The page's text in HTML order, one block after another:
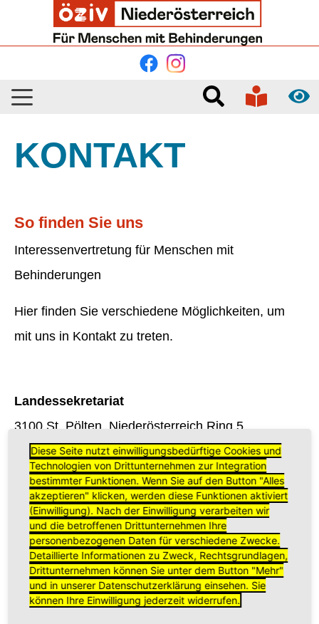
Skip to main navigation
Skip to main content
Skip to page footer
KONTAKT
So finden Sie uns
Interessenvertretung für Menschen mit
Behinderungen
Hier finden Sie verschiedene Möglichkeiten, um
mit uns in Kontakt zu treten.
Landessekretariat
3100 St. Pölten, Niederösterreich Ring 5
T: 0699/ 17 39 69 84
e-Mail: oeziv-noe.lv@gmx.at
Ortsgruppe Bruck/Leitha
Obfrau Vera Rigele
T: 0676/71 26 66
e-Mail:kingofjesters[at]hotmail.com
Diese Seite nutzt einwilligungsbedürftige Cookies und
Technologien von Drittunternehmen zur Integration
bestimmter Funktionen. Wenn Sie auf den Button "Alles
akzeptieren" klicken, werden diese Funktionen aktiviert
(Einwilligung). Nach der Einwilligung verarbeiten wir
und die betroffenen Drittunternehmen Ihre
personenbezogenen Daten für verschiedene Zwecke.
Detaillierte Informationen zu Zweck, Rechtsgrundlagen,
Drittunternehmen können Sie unter dem Button "Mehr"
und in unserer Datenschutzerklärung einsehen. Sie
können Ihre Einwilligung jederzeit widerrufen.